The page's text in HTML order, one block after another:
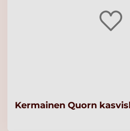
Kermainen Quorn